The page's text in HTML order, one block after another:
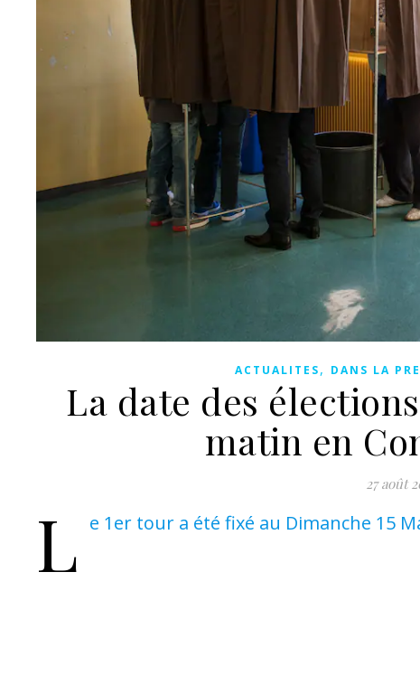
ACTUALITES, DANS LA
La date des
matin en
27 août
L e 1er tour a été fixé au Dimanche 15